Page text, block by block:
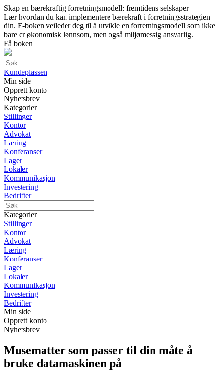
Skap en bærekraftig forretningsmodell: fremtidens selskaper
Lær hvordan du kan implementere bærekraft i forretningsstrategien
din. E-boken veileder deg til å utvikle en forretningsmodell som ikke
bare er økonomisk lønnsom, men også miljømessig ansvarlig.
Få boken
Kundeplassen
Min side
Opprett konto
Nyhetsbrev
Kategorier
Stillinger
Kontor
Advokat
Læring
Konferanser
Lager
Lokaler
Kommunikasjon
Investering
Bedrifter
Kategorier
Stillinger
Kontor
Advokat
Læring
Konferanser
Lager
Lokaler
Kommunikasjon
Investering
Bedrifter
Min side
Opprett konto
Nyhetsbrev
Musematter som passer til din måte å
bruke datamaskinen på